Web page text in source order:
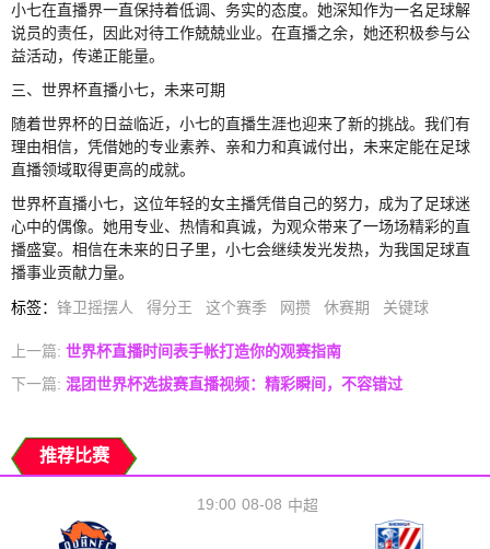
小七在直播界一直保持着低调、务实的态度。她深知作为一名足球解
说员的责任，因此对待工作兢兢业业。在直播之余，她还积极参与公
益活动，传递正能量。
三、世界杯直播小七，未来可期
随着世界杯的日益临近，小七的直播生涯也迎来了新的挑战。我们有
理由相信，凭借她的专业素养、亲和力和真诚付出，未来定能在足球
直播领域取得更高的成就。
世界杯直播小七，这位年轻的女主播凭借自己的努力，成为了足球迷
心中的偶像。她用专业、热情和真诚，为观众带来了一场场精彩的直
播盛宴。相信在未来的日子里，小七会继续发光发热，为我国足球直
播事业贡献力量。
标签： 锋卫摇摆人 得分王 这个赛季 网攒 休赛期 关键球
上一篇: 世界杯直播时间表手帐打造你的观赛指南
下一篇: 混团世界杯选拔赛直播视频：精彩瞬间，不容错过
推荐比赛
08-08
19:00 中超